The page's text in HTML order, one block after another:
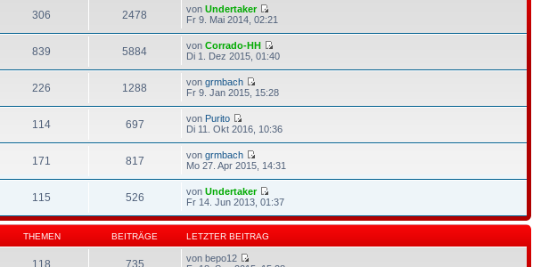
306 2478 vonUndertaker
Fr 9. Mai 2014, 02:21
839 5884 vonCorrado-HH
Di 1. Dez 2015, 01:40
226 1288 vongrmbach
Fr 9. Jan 2015, 15:28
114 697 von Purito
Di 11. Okt 2016, 10:36
171 817 vongrmbach
Mo 27. Apr 2015, 14:31
115 526 vonUndertaker
Fr 14. Jun 2013, 01:37
THEMEN BEITRÄGE LETZTER BEITRAG
118 735
von bepo12